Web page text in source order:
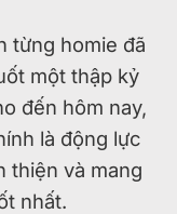
từng homie đã
một thập kỷ
đến hôm nay,
là động lực
thiện và mang
nhất.